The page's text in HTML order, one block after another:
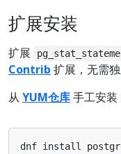
扩展安装
扩展
Contrib 扩展，无需独
从 YUM仓库手工安装
dnf install